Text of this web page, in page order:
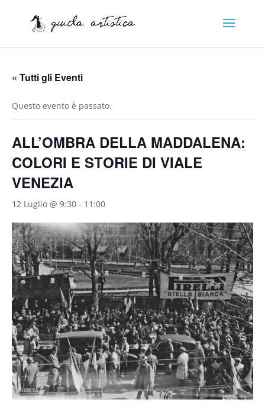
« Tutti gli Eventi
Questo evento è passato.
ALL’OMBRA DELLA MADDALENA:
COLORI E STORIE DI VIALE
VENEZIA
12 Luglio @ 9:30 - 11:00